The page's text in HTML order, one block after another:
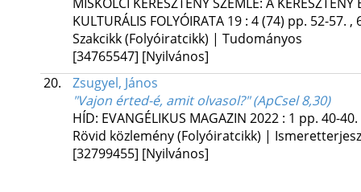
MISKOLCI KERESZTÉNY SZEMLE: A
KULTURÁLIS FOLYÓIRATA 19: 4 (74) pp. 52-57. ,
Szakcikk (Folyóiratcikk) | Tudományos
[34765547] [Nyilvános]
20.
Zsugyel, János
"Vajon érted-é, amit olvasol?" (ApCsel 8,30)
HÍD: EVANGÉLIKUS MAGAZIN 2022: 1 pp. 40-
Rövid közlemény (Folyóiratcikk) |
[32799455] [Nyilvános]